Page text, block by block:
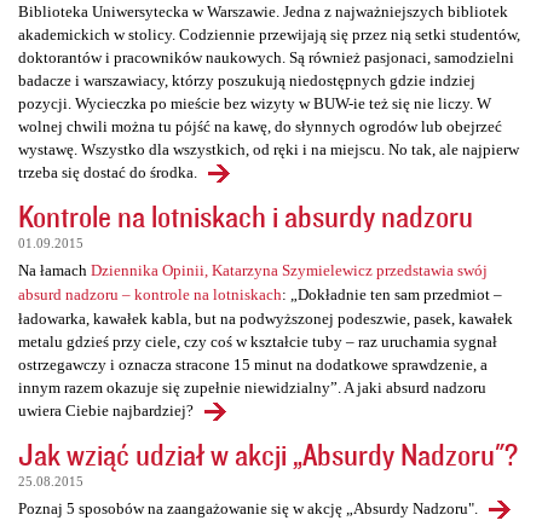
Biblioteka Uniwersytecka w Warszawie. Jedna z najważniejszych bibliotek
akademickich w stolicy. Codziennie przewijają się przez nią setki studentów,
doktorantów i pracowników naukowych. Są również pasjonaci, samodzielni
badacze i warszawiacy, którzy poszukują niedostępnych gdzie indziej
pozycji. Wycieczka po mieście bez wizyty w BUW-ie też się nie liczy. W
wolnej chwili można tu pójść na kawę, do słynnych ogrodów lub obejrzeć
wystawę. Wszystko dla wszystkich, od ręki i na miejscu. No tak, ale najpierw
trzeba się dostać do środka.
Kontrole na lotniskach i absurdy nadzoru
01.09.2015
Na łamach Dziennika Opinii, Katarzyna Szymielewicz przedstawia swój
absurd nadzoru – kontrole na lotniskach: „Dokładnie ten sam przedmiot –
ładowarka, kawałek kabla, but na podwyższonej podeszwie, pasek, kawałek
metalu gdzieś przy ciele, czy coś w kształcie tuby – raz uruchamia sygnał
ostrzegawczy i oznacza stracone 15 minut na dodatkowe sprawdzenie, a
innym razem okazuje się zupełnie niewidzialny”. A jaki absurd nadzoru
uwiera Ciebie najbardziej?
Jak wziąć udział w akcji „Absurdy Nadzoru"?
25.08.2015
Poznaj 5 sposobów na zaangażowanie się w akcję „Absurdy Nadzoru".